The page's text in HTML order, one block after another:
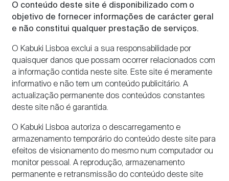
O conteúdo deste site é disponibilizado com o
objetivo de fornecer informações de carácter geral
e não constitui qualquer prestação de serviços.
O Kabuki Lisboa exclui a sua responsabilidade por
quaisquer danos que possam ocorrer relacionados com
a informação contida neste site. Este site é meramente
informativo e não tem um conteúdo publicitário. A
actualização permanente dos conteúdos constantes
deste site não é garantida.
O Kabuki Lisboa autoriza o descarregamento e
armazenamento temporário do conteúdo deste site para
efeitos de visionamento do mesmo num computador ou
monitor pessoal. A reprodução, armazenamento
permanente e retransmissão do conteúdo deste site